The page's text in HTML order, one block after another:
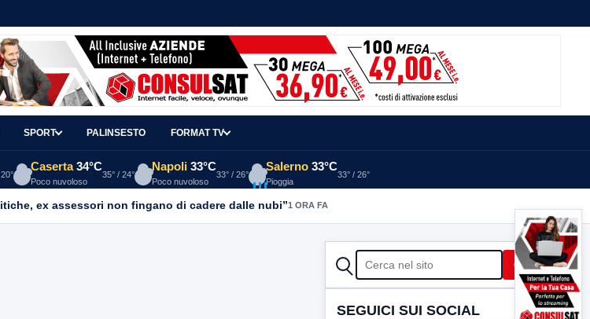
SPORT PALINSESTO FORMAT TV
Caserta 34°C
Poco nuvoloso
35° / 24°
Napoli 33°C
Poco nuvoloso
33° / 26°
Salerno 33°C
Pioggia
33° / 26°
ex assessori non fingano di cadere dalle nubi”1 ORA FA
CERCA Cerca
SEGUICI SUI SOCIAL